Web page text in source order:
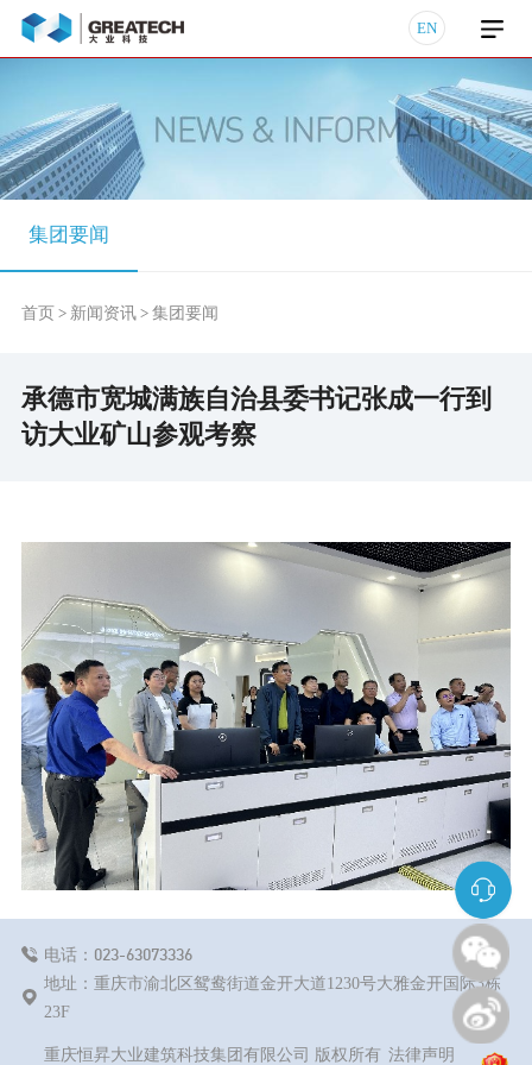
EN
集团要闻
首页 > 新闻资讯> 集团要闻
承德市宽城满族自治县委书记张成一行到
访大业矿山参观考察
电话： 023-63073336
地址：重庆市渝北区鸳鸯街道金开大道1230号大雅金开国际3栋
23F
重庆恒昇大业建筑科技集团有限公司 版权所有 法律声明